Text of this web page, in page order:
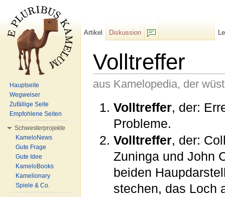
Volltreffer
aus Kamelopedia, der
Volltreffer, der:
Probleme.
Volltreffer, der:
Zuninga und John
beiden
stechen, das Loch
Artikel
Diskussion
Hauptseite
Wegweiser
Zufällige Seite
Empfohlene Seiten
Schwesterprojekte
KameloNews
Gute Frage
Gute Idee
KameloBooks
Kamelionary
Spiele & Co.